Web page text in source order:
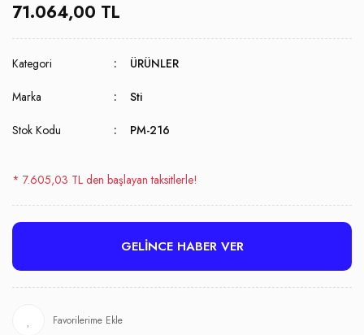
71.064,00 TL
Kategori ÜRÜNLER
Marka Sti
Stok Kodu PM-216
* 7.605,03 TL den başlayan taksitlerle!
GELİNCE HABER VER